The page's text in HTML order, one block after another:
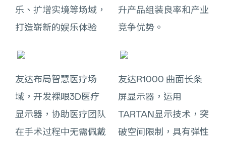
乐、扩增实境等场域，
打造崭新的娱乐体验
升产品组装良率和产业
竞争优势。
友达布局智慧医疗场
域，开发裸眼3D医疗
显示器，协助医疗团队
在手术过程中无需佩戴
友达R1000 曲面长条
屏显示器，运用
TARTAN显示技术，突
破空间限制，具有弹性